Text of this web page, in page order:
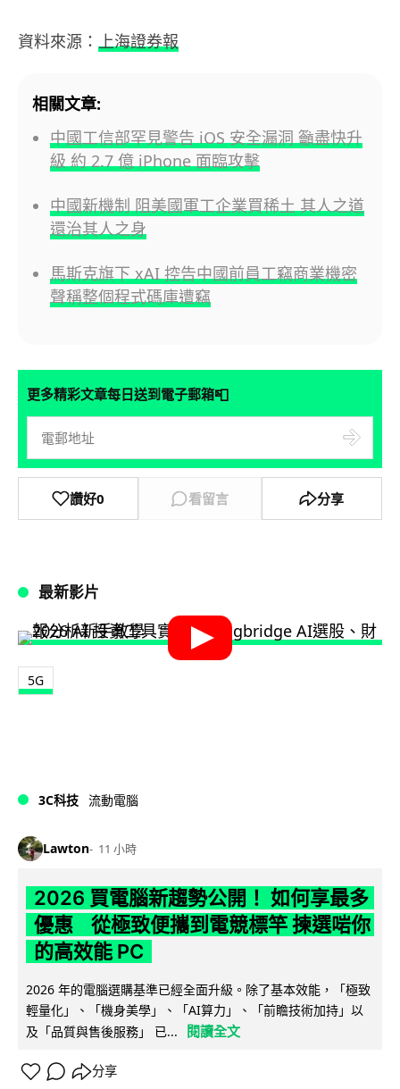
資料來源： 上海證券報
相關文章:
中國工信部罕見警告 iOS 安全漏洞 籲盡快升
級 約 2.7 億 iPhone 面臨攻擊
中國新機制 阻美國軍工企業買稀土 其人之道
還治其人之身
馬斯克旗下 xAI 控告中國前員工竊商業機密
聲稱整個程式碼庫遭竊
更多精彩文章每日送到電子郵箱📮
讚好0 看留言 分享
最新影片
5G
3C科技 流動電腦
Lawton 11 小時
2026 買電腦新趨勢公開！ 如何享最多
優惠 從極致便攜到電競標竿 揀選啱你
的高效能 PC
2026 年的電腦選購基準已經全面升級。除了基本效能，「極致
輕量化」、「機身美學」、「AI算力」、「前瞻技術加持」以
及「品質與售後服務」 已...
閱讀全文
分享